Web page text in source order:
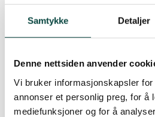
Samtykke Detaljer
Denne nettsiden anvender
Vi bruker informasjonskapsler for
annonser et personlig preg, for å
mediefunksjoner og for å
sidan sist årsmøte) –
(orientering om det som har
revidert rekneskap) – Saker
leiar/styremedlemmer (Tar
styremedlemmer utan leiar)